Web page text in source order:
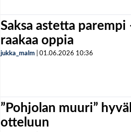
Saksa astetta
raakaa oppia
jukka_malm 01.06.2026 10:36
”Pohjolan muuri”
otteluun